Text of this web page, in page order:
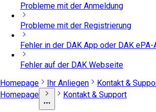
Probleme mit der Anmeldung
Probleme mit der Registrierung
Fehler in der DAK App oder DAK ePA-
Fehler auf der DAK Webseite
Homepage
Ihr Anliegen
Kontakt &
Homepage
Kontakt & Support